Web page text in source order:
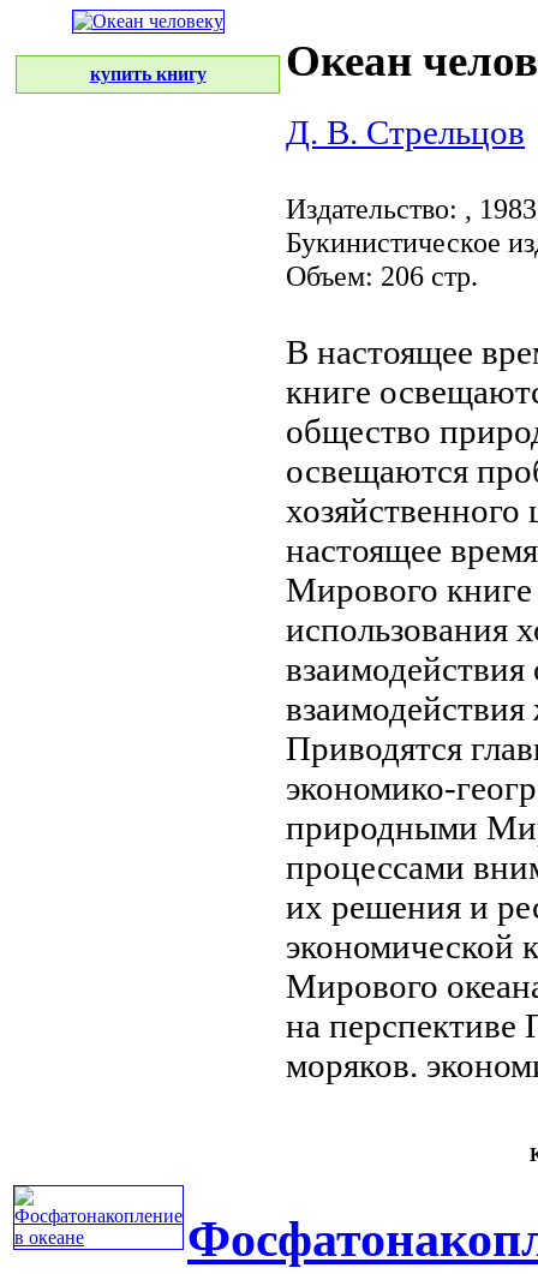
купить книгу Океан
Д. В. Стрельцов
Издательство: ,
Букинистическое
Объем: 206 стр.
В настоящее
книге
общество
освещаются
хозяйственного
настоящее время
Мирового
использования
взаимодействия
Приводятся
экономико-
природными
процессами
их решения и
экономической
Мирового
на перспективе
моряков.